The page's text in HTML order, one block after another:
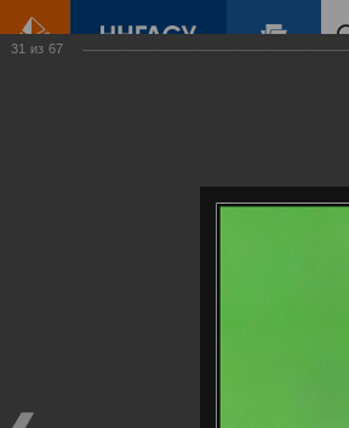
31 из 67